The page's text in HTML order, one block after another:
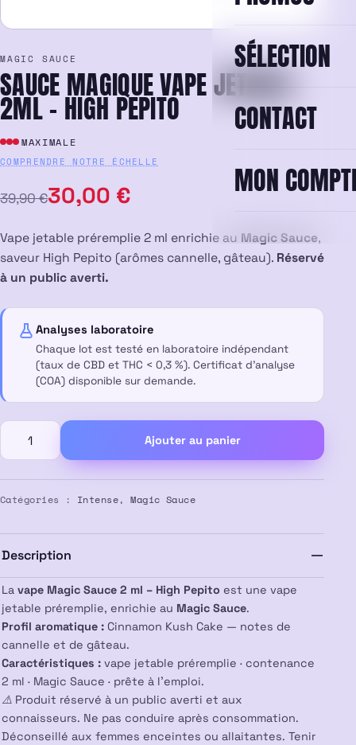
SÉLECTION
CONTACT
MON
MAGIC SAUCE
SAUCE MAGIQUE VAPE JETABLE
2ML – HIGH PEPITO
MAXIMALE
COMPRENDRE NOTRE ÉCHELLE
39,90€
Le
prix
initial
39,90 €.
30,00 €
Le
prix
actuel
30,00 €.
Vape jetable préremplie 2 ml enrichie au Magic Sauce,
saveur High Pepito (arômes cannelle, gâteau). Réservé
à un public averti.
Analyses laboratoire
Chaque lot est testé en laboratoire indépendant
(taux de CBD et THC < 0,3 %). Certificat d’analyse
(COA) disponible sur demande.
quantité
Sauce
Magique
Vape
2ml
–
Pepito
Ajouter au panier
Catégories : Intense,Magic Sauce
Description
La vape Magic Sauce 2 ml – High Pepito est une vape
jetable préremplie, enrichie au Magic Sauce.
Profil aromatique : Cinnamon Kush Cake — notes de
cannelle et de gâteau.
Caractéristiques : vape jetable préremplie · contenance
2 ml · Magic Sauce · prête à l’emploi.
⚠️ Produit réservé à un public averti et aux
connaisseurs. Ne pas conduire après consommation.
Déconseillé aux femmes enceintes ou allaitantes. Tenir